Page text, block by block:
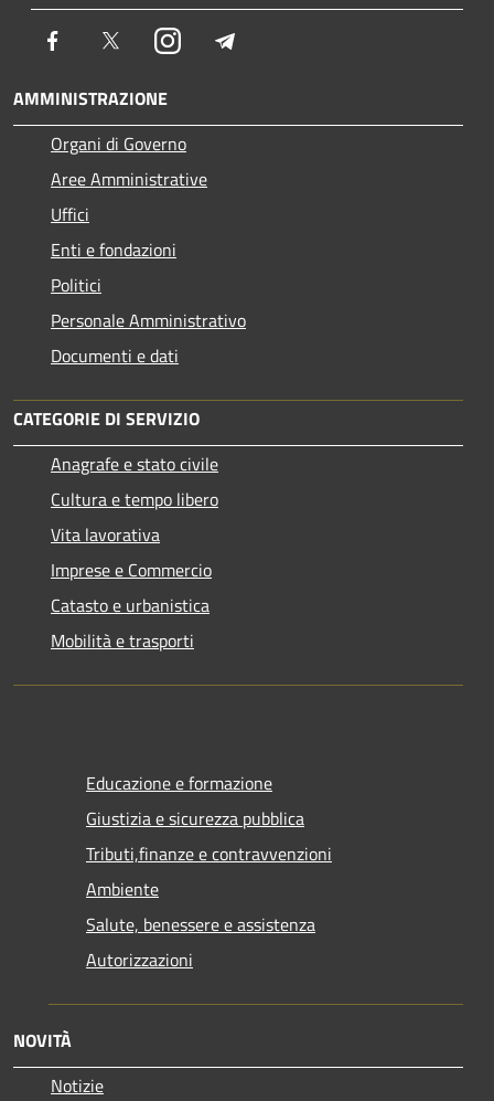
Facebook TwitterInstagram
AMMINISTRAZIONE
Organi di Governo
Aree Amministrative
Uffici
Enti e fondazioni
Politici
Personale Amministrativo
Documenti e dati
CATEGORIE DI SERVIZIO
Anagrafe e stato civile
Cultura e tempo libero
Vita lavorativa
Imprese e Commercio
Catasto e urbanistica
Mobilità e trasporti
Educazione e formazione
Giustizia e sicurezza pubblica
Tributi,finanze e contravvenzioni
Ambiente
Salute, benessere e assistenza
Autorizzazioni
NOVITÀ
Notizie